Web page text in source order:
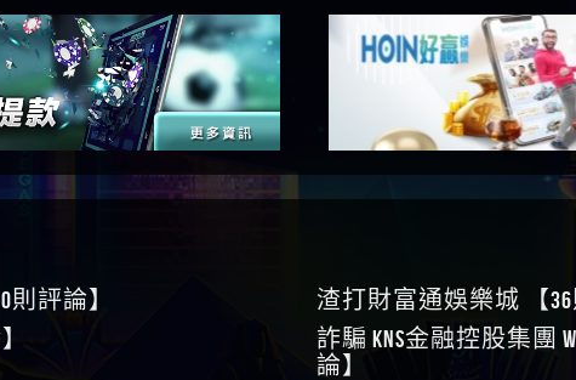
網不要玩
伊依】爛死了拉贏錢直
帳號可以去吃屎
靜茹】推薦小畢，我也
畢的會員～～
家羭】推推
娛樂城】還會自己做假
來毀謗欸哈哈哈好厲
順堪】黑網不出金
伊珊】不推薦爛公司
順堪】星匯娛樂城出金
】唬爛不出金黑網垃圾
俊曄】所以會出金嗎現
是一樣的狀況
依揚】廢物喔
則評論】
渣打財富通娛樂城 【
詐騙 kns金融控股集團
論】